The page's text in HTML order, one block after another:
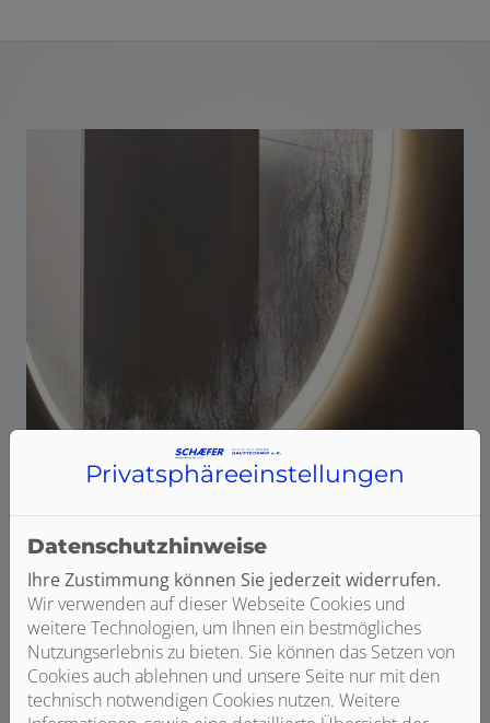
Ein besonderes Komfortmerkmal ist die integrierte
Spiegelheizung, die sich automatisch aktiviert, sobald
die Beleuchtung eingeschaltet wird. Sie verhindert
zuverlässig das Beschlagen der Spiegelfläche,
Privatsphäre­einstellungen
Datenschutzhinweise
Ihre Zustimmung können Sie jederzeit widerrufen.
Wir verwenden auf dieser Webseite Cookies und
weitere Technologien, um Ihnen ein bestmögliches
Nutzungserlebnis zu bieten. Sie können das Setzen von
Cookies auch ablehnen und unsere Seite nur mit den
technisch notwendigen Cookies nutzen. Weitere